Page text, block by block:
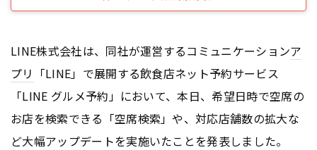
LINE株式会社は、同社が運営するコミュニケーションア
プリ 「LINE」で展開する飲食店ネット予約サービス
「LINE グルメ予約」において、本日、希望日時で空席の
お店を検索できる「空席検索」や、対応店舗数の拡大な
ど大幅アップデートを実施いたことを発表しました。